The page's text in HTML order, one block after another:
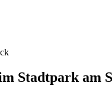
Stadtpark am